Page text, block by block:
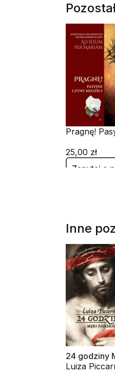
Pragnę!
25,00 zł
Zapytaj o
Inne
24 godziny
Luiza